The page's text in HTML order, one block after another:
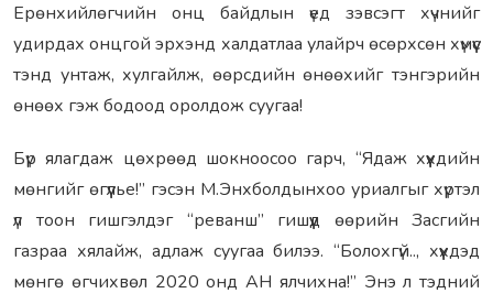
Ерөнхийлөгчийн онц байдлын үед зэвсэгт хүчнийг
удирдах онцгой эрхэнд халдатлаа улайрч өсөрхсөн хүмүүс
тэнд унтаж, хулгайлж, өөрсдийн өнөөхийг тэнгэрийн
өнөөх гэж бодоод оролдож суугаа!
Бүр ялагдаж цөхрөөд шокноосоо гарч, “Ядаж хүүхдийн
мөнгийг өгүүлье!” гэсэн М.Энхболдынхоо уриалгыг хүртэл
үл тоон гишгэлдэг “реванш” гишүүд өөрийн Засгийн
газраа хялайж, адлаж суугаа билээ. “Болохгүй.., хүүхдэд
мөнгө өгчихвөл 2020 онд АН ялчихна!” Энэ л тэдний